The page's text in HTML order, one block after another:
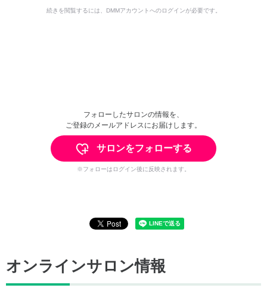
続きを閲覧するには、DMMアカウントへのログインが必要です。
フォローしたサロンの情報を、
ご登録のメールアドレスにお届けします。
サロンをフォローする
※フォローはログイン後に反映されます。
オンラインサロン情報